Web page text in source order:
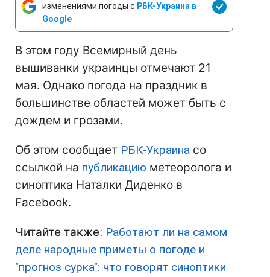
изменениями погоды с РБК-Украина в
Google
В этом году Всемирный день
вышиванки украинцы отмечают 21
мая. Однако погода на праздник в
большинстве областей может быть с
дождем и грозами.
Об этом сообщает РБК-Украина со
ссылкой на публикацию метеоролога и
синоптика Наталки Диденко в
Facebook.
Читайте также: Работают ли на самом
деле народные приметы о погоде и
"прогноз сурка": что говорят синоптики